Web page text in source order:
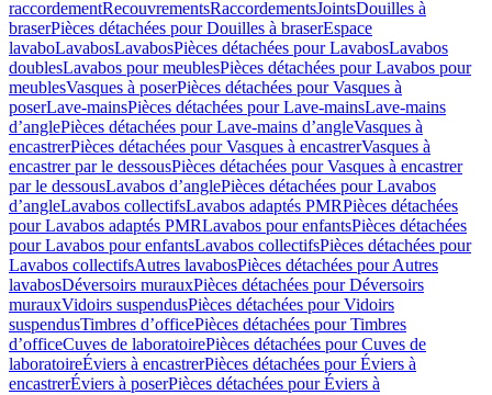
raccordementRecouvrementsRaccordementsJointsDouilles à
braserPièces détachées pour Douilles à braserEspace
lavaboLavabosLavabosPièces détachées pour LavabosLavabos
doublesLavabos pour meublesPièces détachées pour Lavabos pour
meublesVasques à poserPièces détachées pour Vasques à
poserLave-mainsPièces détachées pour Lave-mainsLave-mains
d’anglePièces détachées pour Lave-mains d’angleVasques à
encastrerPièces détachées pour Vasques à encastrerVasques à
encastrer par le dessousPièces détachées pour Vasques à encastrer
par le dessousLavabos d’anglePièces détachées pour Lavabos
d’angleLavabos collectifsLavabos adaptés PMRPièces détachées
pour Lavabos adaptés PMRLavabos pour enfantsPièces détachées
pour Lavabos pour enfantsLavabos collectifsPièces détachées pour
Lavabos collectifsAutres lavabosPièces détachées pour Autres
lavabosDéversoirs murauxPièces détachées pour Déversoirs
murauxVidoirs suspendusPièces détachées pour Vidoirs
suspendusTimbres dʼofficePièces détachées pour Timbres
dʼofficeCuves de laboratoirePièces détachées pour Cuves de
laboratoireÉviers à encastrerPièces détachées pour Éviers à
encastrerÉviers à poserPièces détachées pour Éviers à